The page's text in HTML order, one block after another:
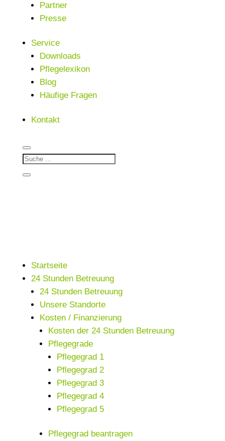
Partner
Presse
Service
Downloads
Pflegelexikon
Blog
Häufige Fragen
Kontakt
Startseite
24 Stunden Betreuung
24 Stunden Betreuung
Unsere Standorte
Kosten / Finanzierung
Kosten der 24 Stunden Betreuung
Pflegegrade
Pflegegrad 1
Pflegegrad 2
Pflegegrad 3
Pflegegrad 4
Pflegegrad 5
Pflegegrad beantragen